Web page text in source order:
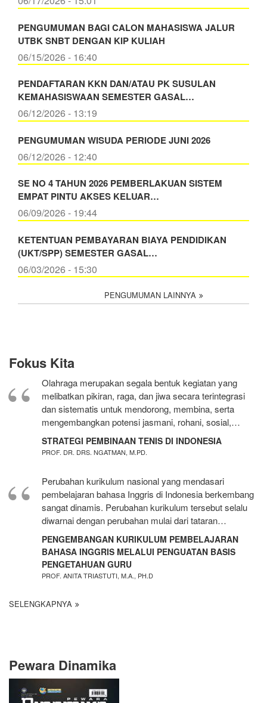
PENGUMUMAN BAGI CALON MAHASISWA JALUR
UTBK SNBT DENGAN KIP KULIAH
06/15/2026 - 16:40
PENDAFTARAN KKN DAN/ATAU PK SUSULAN
KEMAHASISWAAN SEMESTER GASAL…
06/12/2026 - 13:19
PENGUMUMAN WISUDA PERIODE JUNI 2026
06/12/2026 - 12:40
SE NO 4 TAHUN 2026 PEMBERLAKUAN SISTEM
EMPAT PINTU AKSES KELUAR…
06/09/2026 - 19:44
KETENTUAN PEMBAYARAN BIAYA PENDIDIKAN
(UKT/SPP) SEMESTER GASAL…
06/03/2026 - 15:30
PENGUMUMAN LAINNYA
Fokus Kita
Olahraga merupakan segala bentuk kegiatan yang
melibatkan pikiran, raga, dan jiwa secara terintegrasi
dan sistematis untuk mendorong, membina, serta
mengembangkan potensi jasmani, rohani, sosial,…
STRATEGI PEMBINAAN TENIS DI INDONESIA
PROF. DR. DRS. NGATMAN, M.PD.
Perubahan kurikulum nasional yang mendasari
pembelajaran bahasa Inggris di Indonesia berkembang
sangat dinamis. Perubahan kurikulum tersebut selalu
diwarnai dengan perubahan mulai dari tataran…
PENGEMBANGAN KURIKULUM PEMBELAJARAN
BAHASA INGGRIS MELALUI PENGUATAN BASIS
PENGETAHUAN GURU
PROF. ANITA TRIASTUTI, M.A., PH.D
SELENGKAPNYA
Pewara Dinamika